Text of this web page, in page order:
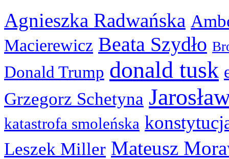
Agnieszka Radwańska
Macierewicz Beata Szydło
Donald Trump donald tusk
Grzegorz Schetyna
katastrofa smoleńska
Leszek Miller Mateusz